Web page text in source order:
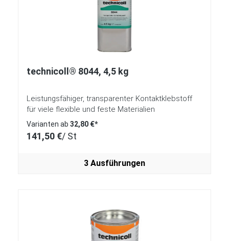
technicoll® 8044, 4,5 kg
Leistungsfähiger, transparenter Kontaktklebstoff
für viele flexible und feste Materialien
Varianten ab 32,80 €*
141,50 €/ St
3 Ausführungen